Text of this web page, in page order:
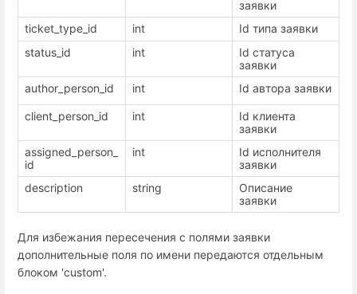
заявки
ticket_type_id
int
Id типа заявки
status_id
int
Id статуса
заявки
author_person_id
int Id автора заявки
client_person_id int
Id клиента
заявки
assigned_person_
id
int
Id исполнителя
заявки
description
string
Описание
заявки
Для избежания пересечения с полями заявки
дополнительные поля по имени передаются отдельным
блоком 'custom'.